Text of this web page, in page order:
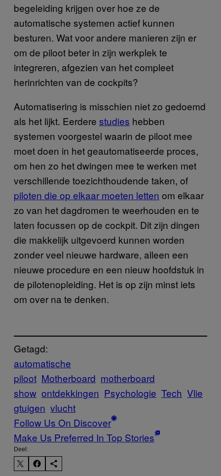
begeleiding krijgen over hoe ze de
automatische systemen actief kunnen
besturen. Wat voor andere manieren zijn er
om de piloot beter in zijn werkplek te
integreren, afgezien van het compleet
herinrichten van de cockpits?
Automatisering is misschien niet zo gedoemd
als het lijkt. Eerdere studies hebben
systemen voorgestel waarin de piloot mee
moet doen in het geautomatiseerde proces,
om hen zo het dwingen mee te werken met
verschillende toezichthoudende taken, of
piloten die op elkaar moeten letten om elkaar
zo van het dagdromen te weerhouden en te
laten focussen op de cockpit. Dit zijn dingen
die makkelijk uitgevoerd kunnen worden
zonder veel nieuwe hardware, alleen een
nieuwe procedure en een nieuw hoofdstuk in
de pilotenopleiding. Het is op zijn minst iets
om over na te denken.
Getagd:
automatische
piloot Motherboard motherboard
show ontdekkingen Psychologie Tech Vlie
gtuigen vlucht
Follow Us On Discover
Make Us Preferred In Top Stories
Deel: